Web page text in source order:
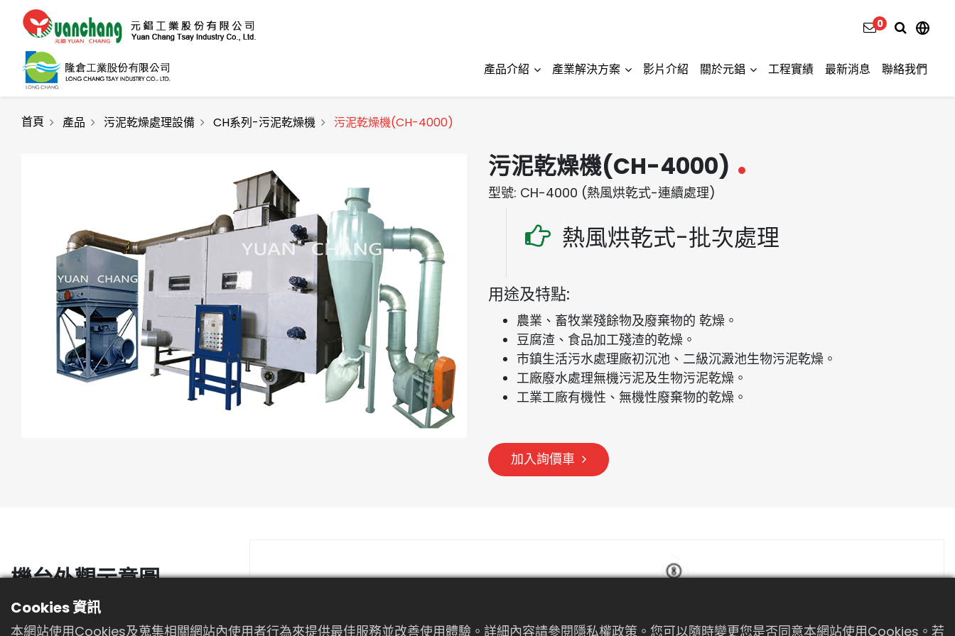
產品介紹 產業解決方案 影片介紹 關於元錩 工程實績 最新消息 聯絡我們
0
首頁 產品 污泥乾燥處理設備 CH系列-污泥乾燥機 污泥乾燥機(CH-4000)
污泥乾燥機(CH-4000)
型號: CH-4000 (熱風烘乾式-連續處理)
熱風烘乾式-批次處理
用途及特點:
農業、畜牧業殘餘物及廢棄物的 乾燥。
豆腐渣、食品加工殘渣的乾燥。
市鎮生活污水處理廠初沉池、二級沉澱池生物污泥乾燥。
工廠廢水處理無機污泥及生物污泥乾燥。
工業工廠有機性、無機性廢棄物的乾燥。
加入詢價車
機台外觀示意圖
Cookies 資訊
本網站使用Cookies及蒐集相關網站內使用者行為來提供最佳服務並改善使用體驗。詳細內容請參閱隱私權政策。您可以隨時變更您是否同意本網站使用Cookies。若